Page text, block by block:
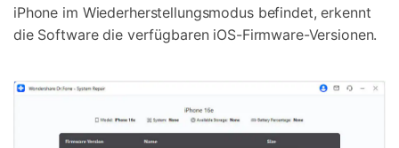
iPhone im Wiederherstellungsmodus befindet, erkennt
die Software die verfügbaren iOS-Firmware-Versionen.